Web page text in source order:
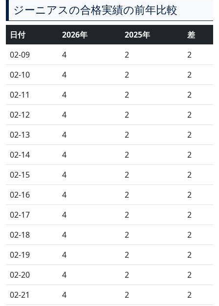
ジーニアスの合格実績の前年比較
日付 2026年 2025年
差
02-09
4 2
2
02-10
4 2
2
02-11
4 2
2
02-12
4 2
2
02-13
4 2
2
02-14
4 2
2
02-15
4 2
2
02-16
4 2
2
02-17
4 2
2
02-18
4 2
2
02-19
4 2
2
02-20
4 2
2
02-21
4 2 2